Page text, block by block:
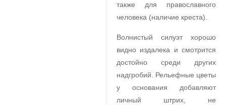
также для православного
человека (наличие креста).
Волнистый силуэт хорошо
видно издалека и смотрится
достойно среди других
надгробий. Рельефные цветы
у основания добавляют
личный штрих, не